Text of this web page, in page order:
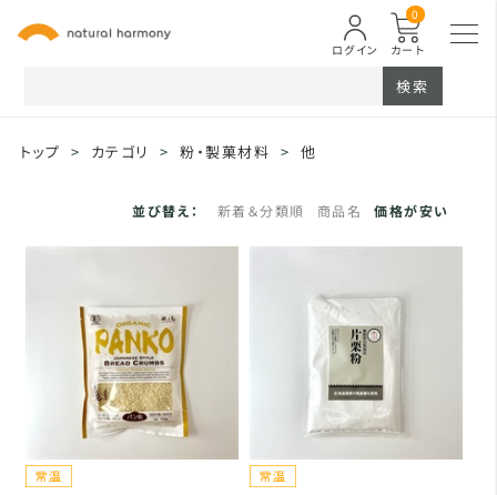
カート
0
ログイン
検索
トップ > カテゴリ > 粉・製菓材料 > 他
並び替え： 新着＆分類順 商品名 価格が安い